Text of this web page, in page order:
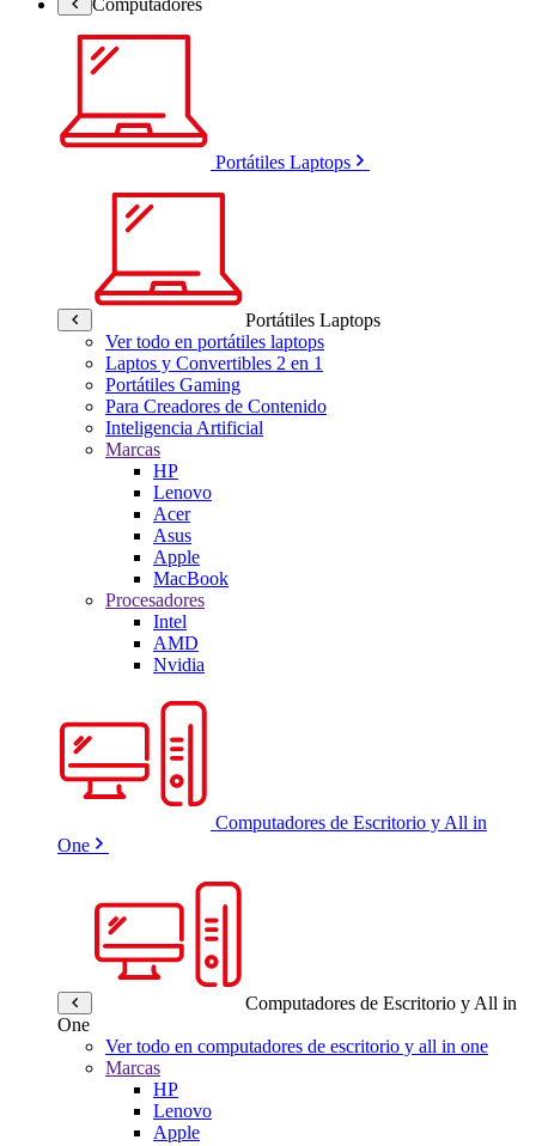
Portátiles Laptops
Portátiles Laptops
Ver todo en portátiles laptops
Laptos y Convertibles 2 en 1
Portátiles Gaming
Para Creadores de Contenido
Inteligencia Artificial
Marcas
HP
Lenovo
Acer
Asus
Apple
MacBook
Procesadores
Intel
AMD
Nvidia
Computadores de Escritorio y All in
One
Computadores de Escritorio y All in
One
Ver todo en computadores de escritorio y all in one
Marcas
HP
Lenovo
Apple